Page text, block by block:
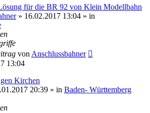
für die BR 92 von Klein Modellbahn
» 16.02.2017 13:04 » in
von Anschlussbahner
13:04
Kirchen
20:39 » in Baden- Württemberg